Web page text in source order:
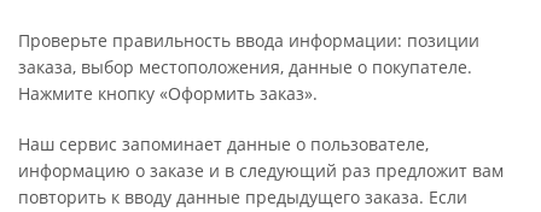
Проверьте правильность ввода информации: позиции
заказа, выбор местоположения, данные о покупателе.
Нажмите кнопку «Оформить заказ».
Наш сервис запоминает данные о пользователе,
информацию о заказе и в следующий раз предложит вам
повторить к вводу данные предыдущего заказа. Если